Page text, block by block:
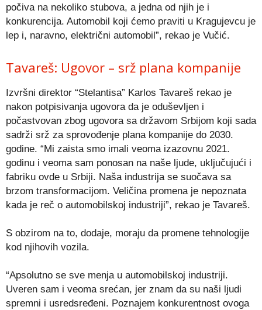
počiva na nekoliko stubova, a jedna od njih je i
konkurencija. Automobil koji ćemo praviti u Kragujevcu je
lep i, naravno, električni automobil”, rekao je Vučić.
Tavareš: Ugovor – srž plana kompanije
Izvršni direktor “Stelantisa” Karlos Tavareš rekao je
nakon potpisivanja ugovora da je oduševljen i
počastvovan zbog ugovora sa državom Srbijom koji sada
sadrži srž za sprovođenje plana kompanije do 2030.
godine. “Mi zaista smo imali veoma izazovnu 2021.
godinu i veoma sam ponosan na naše ljude, uključujući i
fabriku ovde u Srbiji. Naša industrija se suočava sa
brzom transformacijom. Veličina promena je nepoznata
kada je reč o automobilskoj industriji”, rekao je Tavareš.
S obzirom na to, dodaje, moraju da promene tehnologije
kod njihovih vozila.
“Apsolutno se sve menja u automobilskoj industriji.
Uveren sam i veoma srećan, jer znam da su naši ljudi
spremni i usredsređeni. Poznajem konkurentnost ovoga